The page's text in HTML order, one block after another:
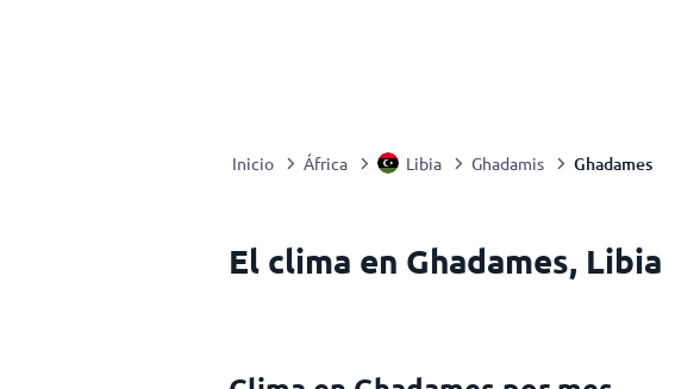
Inicio África Libia Ghadamis Ghadames
El clima en Ghadames, Libia